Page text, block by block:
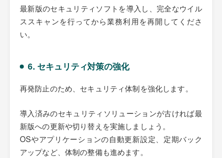
最新版のセキュリティソフトを導入し、完全なウイル
ススキャンを行ってから業務利用を再開してくださ
い。
6. セキュリティ対策の強化
再発防止のため、セキュリティ体制を強化します。
導入済みのセキュリティソリューションが古ければ最
新版への更新や切り替えを実施しましょう。
OSやアプリケーションの自動更新設定、定期バック
アップなど、体制の整備も進めます。